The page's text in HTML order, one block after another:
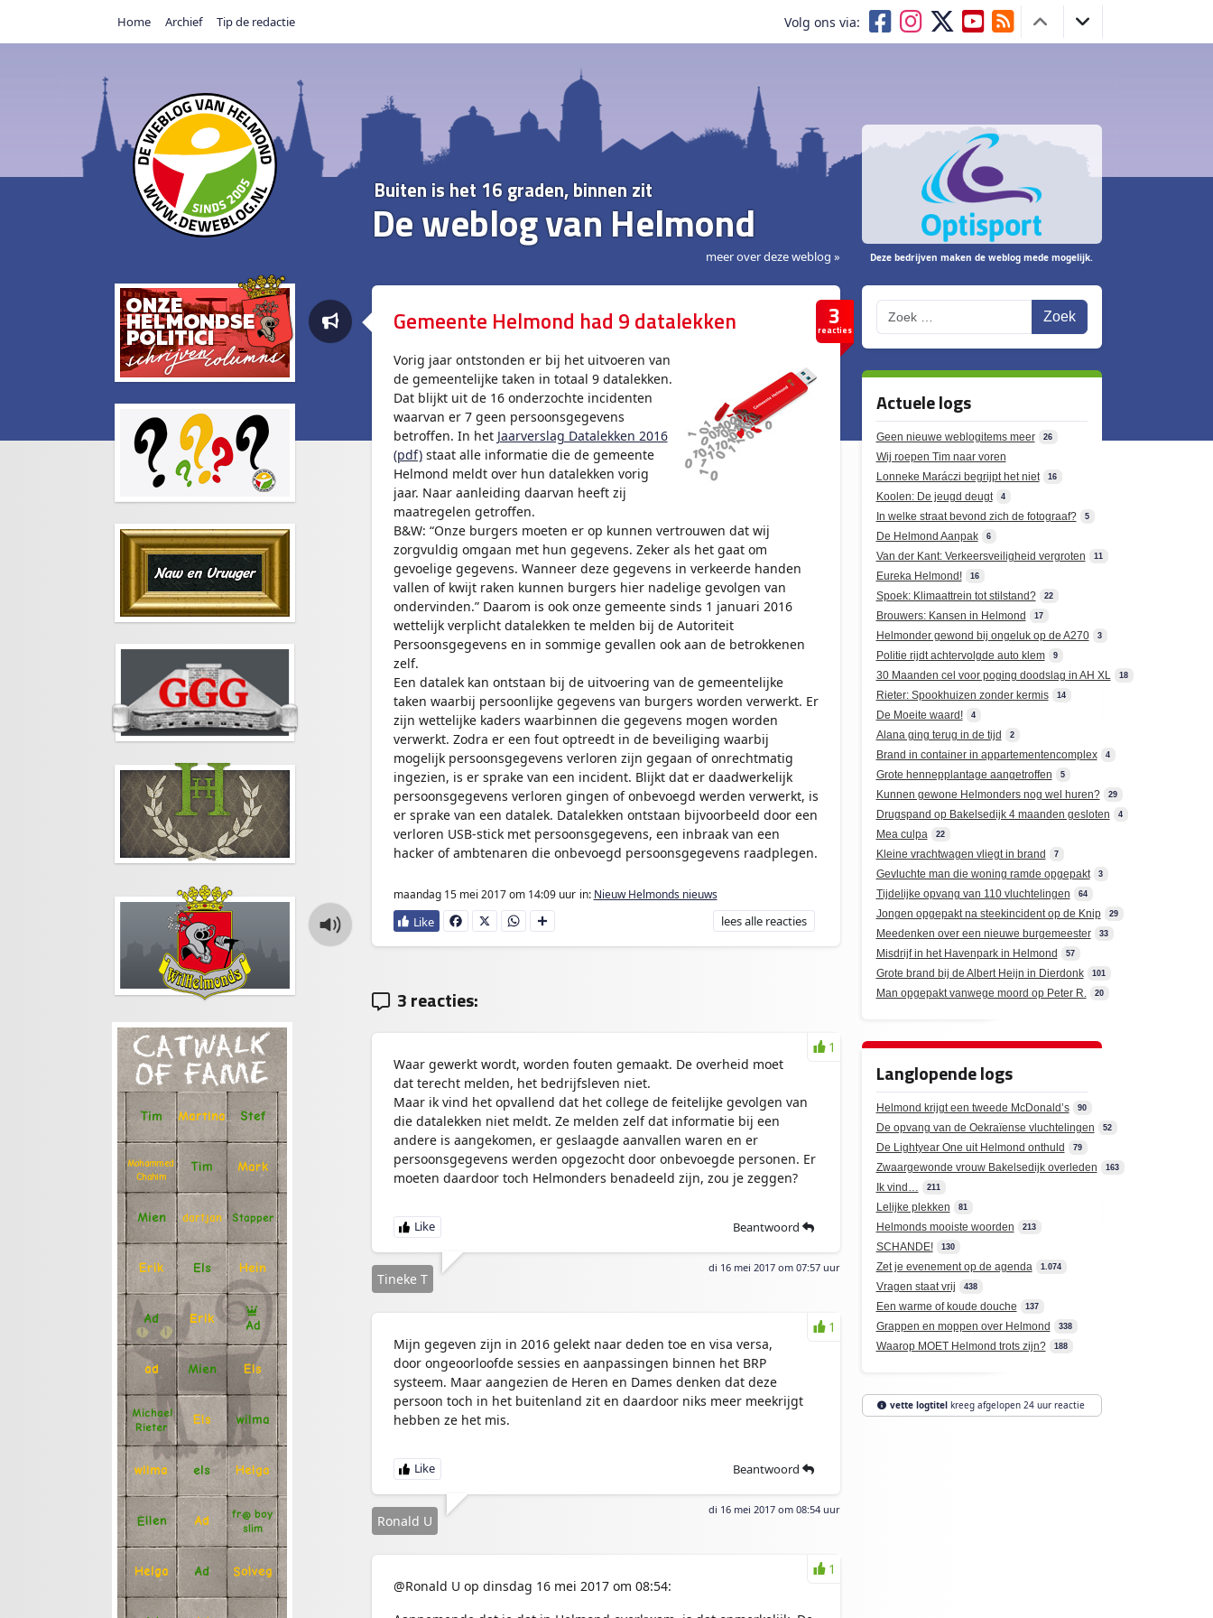
Home Archief Tip de redactie Volg ons via:
Buiten is het 16 graden, binnen zit
De weblog van Helmond
meer over deze weblog » Deze bedrijven maken de weblog mede mogelijk.
CATWALK
OF FAME
Tim Martina Stef
Mohammed
Chahim
Tim Mark
Mien dartjan Stapper
Erik Els Hein
Ad Erik
Ad
ad Mien Els
Michael
Rieter
Els wilma
wilma els Helga
Ellen Ad fr@ boy
slim
Helga Ad Solveg
3
reacties
Gemeente Helmond had 9 datalekken
Vorig jaar ontstonden er bij het uitvoeren van
de gemeentelijke taken in totaal 9 datalekken.
Dat blijkt uit de 16 onderzochte incidenten
waarvan er 7 geen persoonsgegevens
betroffen. In het Jaarverslag Datalekken 2016
(pdf)staat alle informatie die de gemeente
Helmond meldt over hun datalekken vorig
jaar. Naar aanleiding daarvan heeft zij
maatregelen getroffen.
B&W: “Onze burgers moeten er op kunnen vertrouwen dat wij
zorgvuldig omgaan met hun gegevens. Zeker als het gaat om
gevoelige gegevens. Wanneer deze gegevens in verkeerde handen
vallen of kwijt raken kunnen burgers hier nadelige gevolgen van
ondervinden.” Daarom is ook onze gemeente sinds 1 januari 2016
wettelijk verplicht datalekken te melden bij de Autoriteit
Persoonsgegevens en in sommige gevallen ook aan de betrokkenen
zelf.
Een datalek kan ontstaan bij de uitvoering van de gemeentelijke
taken waarbij persoonlijke gegevens van burgers worden verwerkt. Er
zijn wettelijke kaders waarbinnen die gegevens mogen worden
verwerkt. Zodra er een fout optreedt in de beveiliging waarbij
mogelijk persoonsgegevens verloren zijn gegaan of onrechtmatig
ingezien, is er sprake van een incident. Blijkt dat er daadwerkelijk
persoonsgegevens verloren gingen of onbevoegd werden verwerkt, is
er sprake van een datalek. Datalekken ontstaan bijvoorbeeld door een
verloren USB-stick met persoonsgegevens, een inbraak van een
hacker of ambtenaren die onbevoegd persoonsgegevens raadplegen.
maandag 15 mei 2017om 14:09 uur in: Nieuw Helmonds nieuws
Fa
ce
X
W
ha
D
e
leesalle reacties
3 reacties:
Waar gewerkt wordt, worden fouten gemaakt. De overheid moet
dat terecht melden, het bedrijfsleven niet.
Maar ik vind het opvallend dat het college de feitelijke gevolgen van
die datalekken niet meldt. Ze melden zelf dat informatie bij een
andere is aangekomen, er geslaagde aanvallen waren en er
persoonsgegevens werden opgezocht door onbevoegde personen. Er
moeten daardoor toch Helmonders benadeeld zijn, zou je zeggen?
Beantwoord
di 16 mei 2017 om 07:57 uur
Tineke T
1
Mijn gegeven zijn in 2016 gelekt naar deden toe en visa versa,
door ongeoorloofde sessies en aanpassingen binnen het BRP
systeem. Maar aangezien de Heren en Dames denken dat deze
persoon toch in het buitenland zit en daardoor niks meer meekrijgt
hebben ze het mis.
Beantwoord
di 16 mei 2017 om 08:54 uur
Ronald U
1
@Ronald U op dinsdag 16 mei 2017 om 08:54:
1
Actuele logs
Geen nieuwe weblogitems meer 26
Wij roepen Tim naar voren
Lonneke Maráczi begrijpt het niet
16
Koolen: De jeugd deugt 4
In welke straat bevond zich de fotograaf? 5
De Helmond Aanpak 6
Van der Kant: Verkeersveiligheid vergroten 11
Eureka Helmond! 16
Spoek: Klimaattrein tot stilstand? 22
Brouwers: Kansen in Helmond 17
Helmonder gewond bij ongeluk op de A270 3
Politie rijdt achtervolgde auto klem 9
30 Maanden cel voor poging doodslag in AH XL 18
Rieter: Spookhuizen zonder kermis 14
De Moeite waard! 4
Alana ging terug in de tijd 2
Brand in container in appartementencomplex 4
Grote hennepplantage aangetroffen 5
Kunnen gewone Helmonders nog wel huren? 29
Drugspand op Bakelsedijk 4 maanden gesloten 4
Mea culpa 22
Kleine vrachtwagen vliegt in brand 7
Gevluchte man die woning ramde opgepakt 3
Tijdelijke opvang van 110 vluchtelingen 64
Jongen opgepakt na steekincident op de Knip 29
Meedenken over een nieuwe burgemeester 33
Misdrijf in het Havenpark in Helmond 57
Grote brand bij de Albert Heijn in Dierdonk 101
Man opgepakt vanwege moord op Peter R. 20
Langlopende logs
Helmond krijgt een tweede McDonald’s 90
De opvang van de Oekraïense vluchtelingen 52
De Lightyear One uit Helmond onthuld 79
Zwaargewonde vrouw Bakelsedijk overleden 163
Ik vind… 211
Lelijke plekken 81
Helmonds mooiste woorden 213
SCHANDE! 130
Zet je evenement op de agenda 1.074
Vragen staat vrij 438
Een warme of koude douche 137
Grappen en moppen over Helmond 338
Waarop MOET Helmond trots zijn? 188
vette logtitelkreeg afgelopen 24 uur reactie